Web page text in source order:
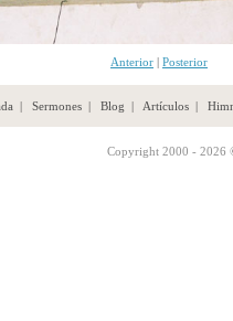
Anterior | Posterior
| Sermones| Blog | Artículos|
Copyright 2000 - 2026